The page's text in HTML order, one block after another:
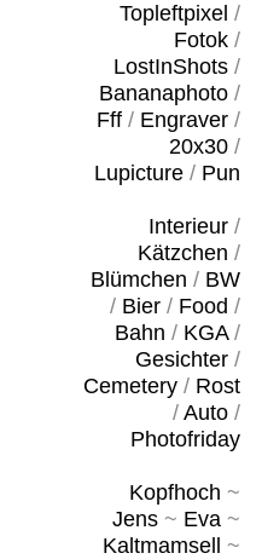
Topleftpixel /
Fotok/
LostInShots/
Bananaphoto/
Fff/ Engraver/
20x30/
Lupicture/ Pun
Interieur/
Kätzchen /
Blümchen / BW
/ Bier/ Food /
Bahn / KGA/
Gesichter/
Cemetery/ Rost
/ Auto/
Photofriday
Kopfhoch ~
Jens~ Eva~
Kaltmamsell
~